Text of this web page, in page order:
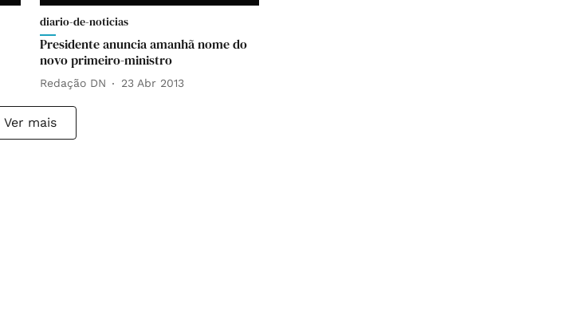
diario-de-noticias
Presidente anuncia amanhã nome do
novo primeiro-ministro
Redação DN 23 Abr 2013
Ver mais